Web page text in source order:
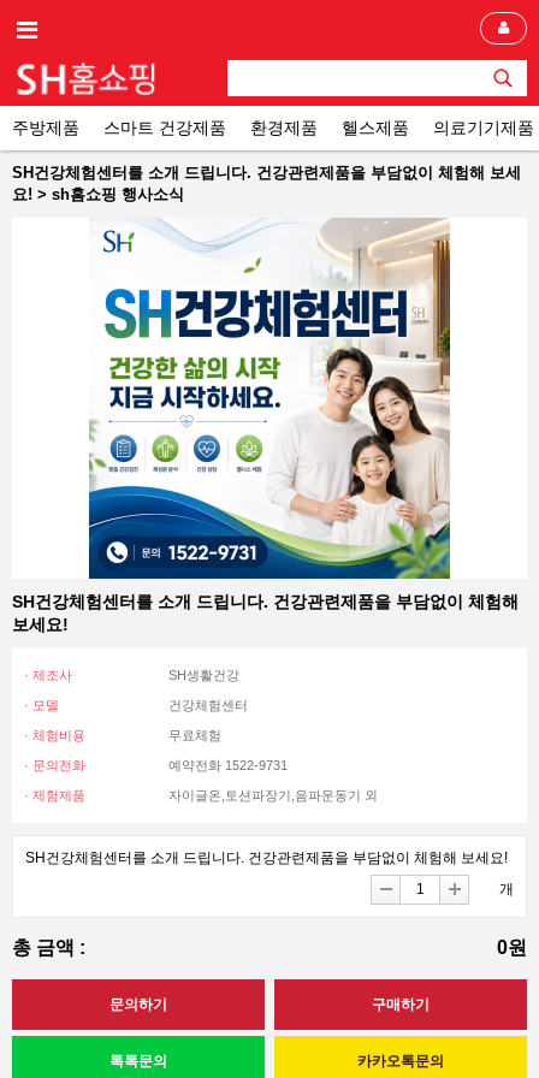
주방제품 스마트 건강제품 환경제품 헬스제품 의료기기제품
SH건강체험센터를 소개 드립니다. 건강관련제품을 부담없이 체험해 보세
요! > sh홈쇼핑 행사소식
SH건강체험센터를 소개 드립니다. 건강관련제품을 부담없이 체험해
보세요!
· 제조사 SH생활건강
· 모델 건강체험센터
· 체험비용 무료체험
· 문의전화 예약전화 1522-9731
· 제험제품 자이글온,토션파장기,음파운동기 외
SH건강체험센터를 소개 드립니다. 건강관련제품을 부담없이 체험해 보세요!
개
총 금액 : 0원